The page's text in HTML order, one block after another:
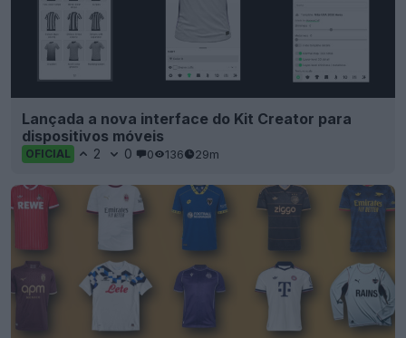
Lançada a nova interface do Kit Creator para
dispositivos móveis
OFICIAL 2 0 0 136 29m